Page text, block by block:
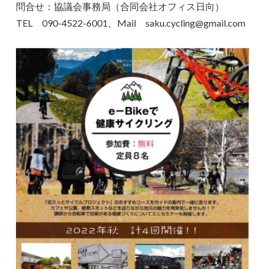
問合せ：協議会事務局（合同会社オフィス日向）
TEL 090-4522-6001、Mail saku.cycling@gmail.com